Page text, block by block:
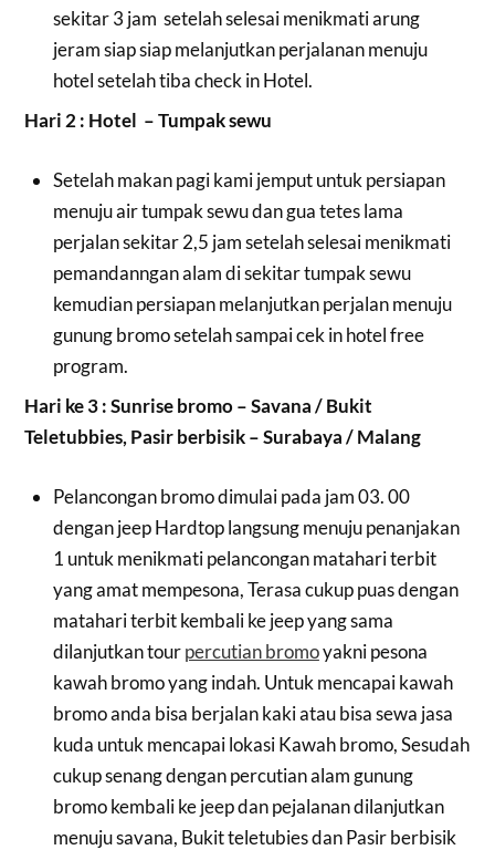
sekitar 3 jam setelah selesai menikmati arung
jeram siap siap melanjutkan perjalanan menuju
hotel setelah tiba check in Hotel.
Hari 2 : Hotel – Tumpak sewu
Setelah makan pagi kami jemput untuk persiapan
menuju air tumpak sewu dan gua tetes lama
perjalan sekitar 2,5 jam setelah selesai menikmati
pemandanngan alam di sekitar tumpak sewu
kemudian persiapan melanjutkan perjalan menuju
gunung bromo setelah sampai cek in hotel free
program.
Hari ke 3 : Sunrise bromo – Savana / Bukit
Teletubbies, Pasir berbisik – Surabaya / Malang
Pelancongan bromo dimulai pada jam 03. 00
dengan jeep Hardtop langsung menuju penanjakan
1 untuk menikmati pelancongan matahari terbit
yang amat mempesona, Terasa cukup puas dengan
matahari terbit kembali ke jeep yang sama
dilanjutkan tourpercutian bromoyakni pesona
kawah bromo yang indah. Untuk mencapai kawah
bromo anda bisa berjalan kaki atau bisa sewa jasa
kuda untuk mencapai lokasi Kawah bromo, Sesudah
cukup senang dengan percutian alam gunung
bromo kembali ke jeep dan pejalanan dilanjutkan
menuju savana, Bukit teletubies dan Pasir berbisik